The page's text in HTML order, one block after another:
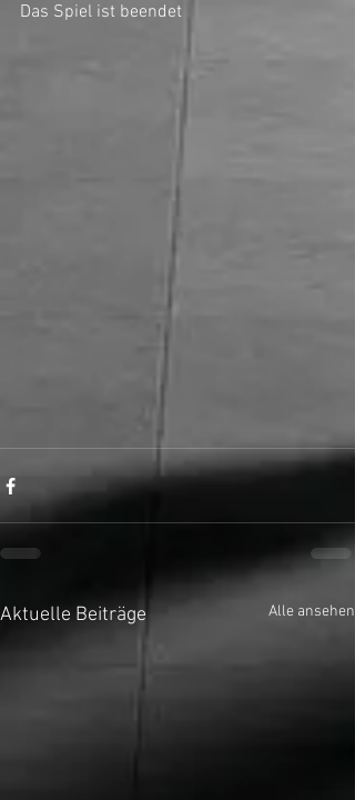
Das Spiel ist beendet
Aktuelle Beiträge Alle ansehen